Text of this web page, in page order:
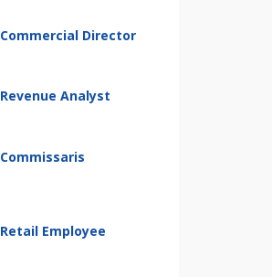
Commercial Director
Revenue Analyst
Commissaris
Retail Employee